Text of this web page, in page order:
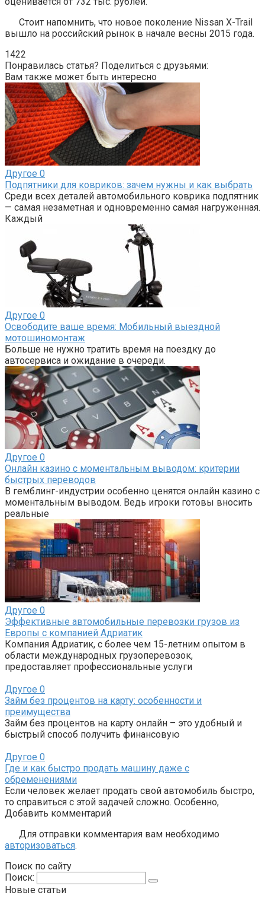
Стоит напомнить, что новое поколение Nissan X-Trail
вышло на российский рынок в начале весны 2015 года.
1422
Понравилась статья? Поделиться с друзьями:
Вам также может быть интересно
Другое 0
Подпятники для ковриков: зачем нужны и как выбрать
Среди всех деталей автомобильного коврика подпятник
— самая незаметная и одновременно самая нагруженная.
Каждый
Другое 0
Освободите ваше время: Мобильный выездной
мотошиномонтаж
Больше не нужно тратить время на поездку до
автосервиса и ожидание в очереди.
Другое 0
Онлайн казино с моментальным выводом: критерии
быстрых переводов
В гемблинг-индустрии особенно ценятся онлайн казино с
моментальным выводом. Ведь игроки готовы вносить
реальные
Другое 0
Эффективные автомобильные перевозки грузов из
Европы с компанией Адриатик
Компания Адриатик, с более чем 15-летним опытом в
области международных грузоперевозок,
предоставляет профессиональные услуги
Другое 0
Займ без процентов на карту: особенности и
преимущества
Займ без процентов на карту онлайн – это удобный и
быстрый способ получить финансовую
Другое 0
Где и как быстро продать машину даже с
обременениями
Если человек желает продать свой автомобиль быстро,
то справиться с этой задачей сложно. Особенно,
Добавить комментарий
Для отправки комментария вам необходимо
авторизоваться.
Поиск по сайту
Поиск:
Новые статьи